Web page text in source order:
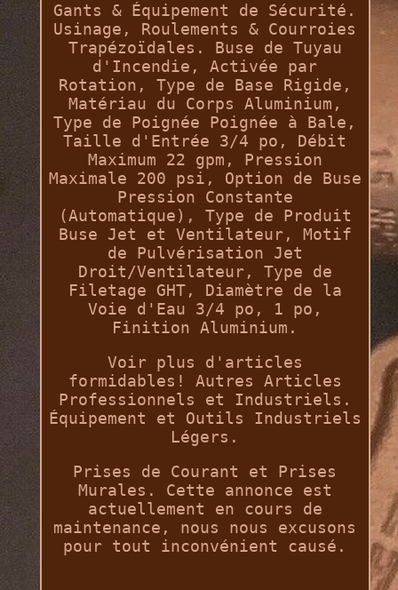
Gants & Équipement de Sécurité.
Usinage, Roulements & Courroies
Trapézoïdales. Buse de Tuyau
d'Incendie, Activée par
Rotation, Type de Base Rigide,
Matériau du Corps Aluminium,
Type de Poignée Poignée à Bale,
Taille d'Entrée 3/4 po, Débit
Maximum 22 gpm, Pression
Maximale 200 psi, Option de Buse
Pression Constante
(Automatique), Type de Produit
Buse Jet et Ventilateur, Motif
de Pulvérisation Jet
Droit/Ventilateur, Type de
Filetage GHT, Diamètre de la
Voie d'Eau 3/4 po, 1 po,
Finition Aluminium.
Voir plus d'articles
formidables! Autres Articles
Professionnels et Industriels.
Équipement et Outils Industriels
Légers.
Prises de Courant et Prises
Murales. Cette annonce est
actuellement en cours de
maintenance, nous nous excusons
pour tout inconvénient causé.